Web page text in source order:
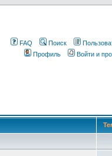
FAQ Поиск
Профиль
Войти и